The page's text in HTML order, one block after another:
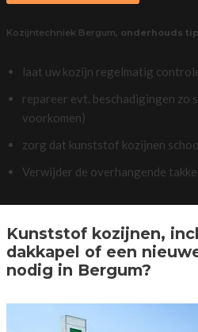
Kozijntechniek Bergum, onderhouds
laat uw kozijn regelmatig
repareer evt. beschadigingen zo
voorkomen)
zorg dat kunststof kozijnen
Verwijder de overhangende
Kunststof kozijnen,
dakkapel of een
nodig in Bergum?